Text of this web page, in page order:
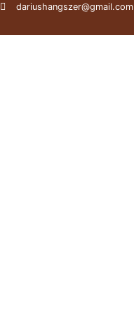
dariushangszer@gmail.com